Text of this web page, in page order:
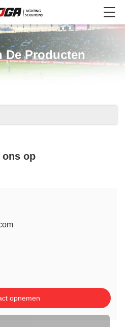
De Producten
ons op
opnemen